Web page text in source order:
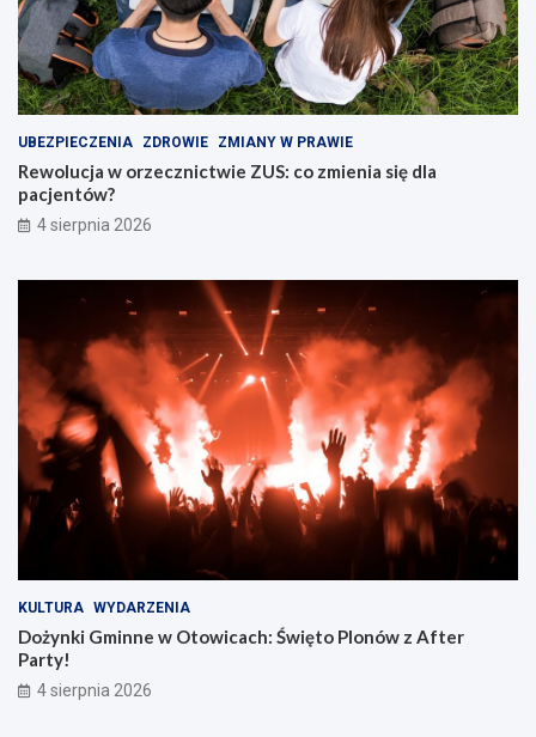
UBEZPIECZENIA ZDROWIE ZMIANY W PRAWIE
Rewolucja w orzecznictwie ZUS: co zmienia się dla
pacjentów?
4 sierpnia 2026
KULTURA WYDARZENIA
Dożynki Gminne w Otowicach: Święto Plonów z After
Party!
4 sierpnia 2026